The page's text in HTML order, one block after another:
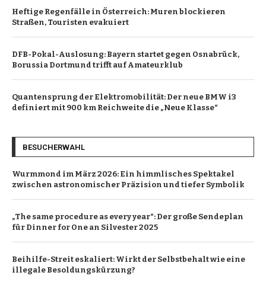
Heftige Regenfälle in Österreich: Muren blockieren
Straßen, Touristen evakuiert
DFB-Pokal-Auslosung: Bayern startet gegen Osnabrück,
Borussia Dortmund trifft auf Amateurklub
Quantensprung der Elektromobilität: Der neue BMW i3
definiert mit 900 km Reichweite die „Neue Klasse“
BESUCHERWAHL
Wurmmond im März 2026: Ein himmlisches Spektakel
zwischen astronomischer Präzision und tiefer Symbolik
„The same procedure as every year“: Der große Sendeplan
für Dinner for One an Silvester 2025
Beihilfe-Streit eskaliert: Wirkt der Selbstbehalt wie eine
illegale Besoldungskürzung?